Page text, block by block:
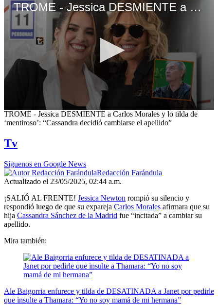
TROME - Jessica DESMIENTE a Carlos Morales y lo tilda de ‘mentiroso’: “Cassandra decidió cambiarse el apellido”
0
seconds
minutes,
54
seconds
TROME - Jessica DESMIENTE a Carlos Morales y lo tilda de
‘mentiroso’: “Cassandra decidió cambiarse el apellido”
Tv
Síguenos en Google News
Redacción Farándula
Actualizado el 23/05/2025, 02:44 a.m.
¡SALIÓ AL FRENTE! Jessica Newton rompió su silencio y
respondió luego de que su expareja Carlos Morales afirmara que su
hija Cassandra Sánchez de la Madrid fue “incitada” a cambiar su
apellido.
Mira también:
Ale Baigorria enfurece y tilda de DESATINADA a Janet por pedirle
que insulte a Thamara: “Yo no soy mamá de mi hermana”